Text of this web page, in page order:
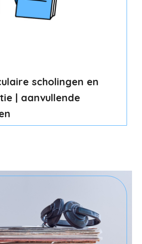
scholingen en
| aanvullende